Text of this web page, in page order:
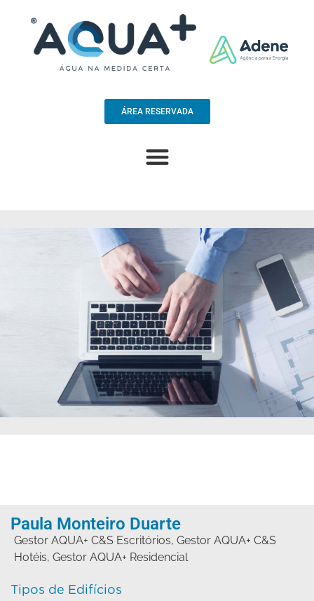
ÁREA RESERVADA
Paula Monteiro Duarte
Gestor AQUA+ C&S Escritórios, Gestor AQUA+ C&S
Hotéis, Gestor AQUA+ Residencial
Tipos de Edifícios